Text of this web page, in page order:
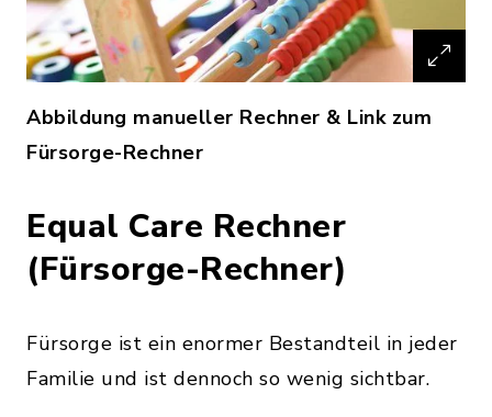
Abbildung manueller Rechner & Link zum
Fürsorge-Rechner
Equal Care Rechner
(Fürsorge-Rechner)
Fürsorge ist ein enormer Bestandteil in jeder
Familie und ist dennoch so wenig sichtbar.